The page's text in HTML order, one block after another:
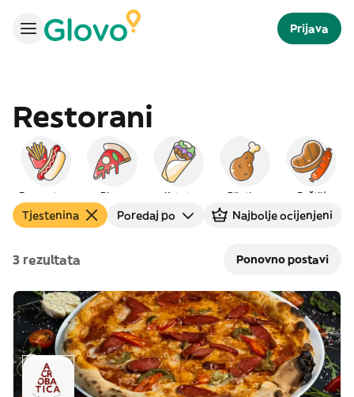
Prijava
Restorani
Brzo gotovo Pizza Kebab Piletina Roštilj
Tjestenina Poredaj po Najbolje ocijenjeni
3 rezultata Ponovno postavi